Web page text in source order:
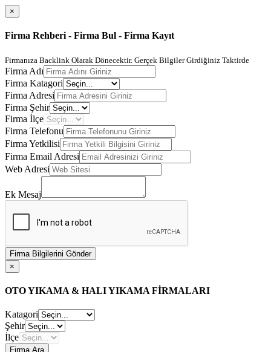
×
Firma Rehberi - Firma Bul - Firma Kayıt
Firmanıza Backlink Olarak Dönecektir. Gerçek Bilgiler Girdiğiniz Taktirde
Firma Adı
Firma Katagori
Firma Adresi
Firma Şehir
Firma İlçe
Firma Telefonu
Firma Yetkilisi
Firma Email Adresi
Web Adresi
Ek Mesaj
Firma Bilgilerini Gönder
×
OTO YIKAMA & HALI YIKAMA FİRMALARI
Katagori
Şehir
İlçe
Firma Ara